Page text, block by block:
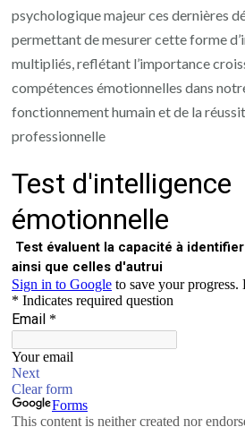
psychologique majeur ces dernières
permettant de mesurer cette forme
multipliés, reflétant l’importance
compétences émotionnelles dans
fonctionnement humain et de la
professionnelle